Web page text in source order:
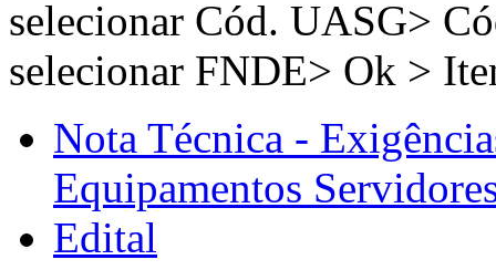
selecionar Cód. UASG>
selecionar FNDE> Ok >
Nota Técnica -
Equipamentos
Edital